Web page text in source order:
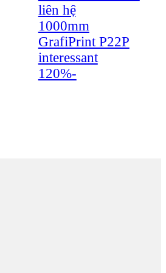
liên hệ
1000mm
GrafiPrint P22P
interessant
120%-